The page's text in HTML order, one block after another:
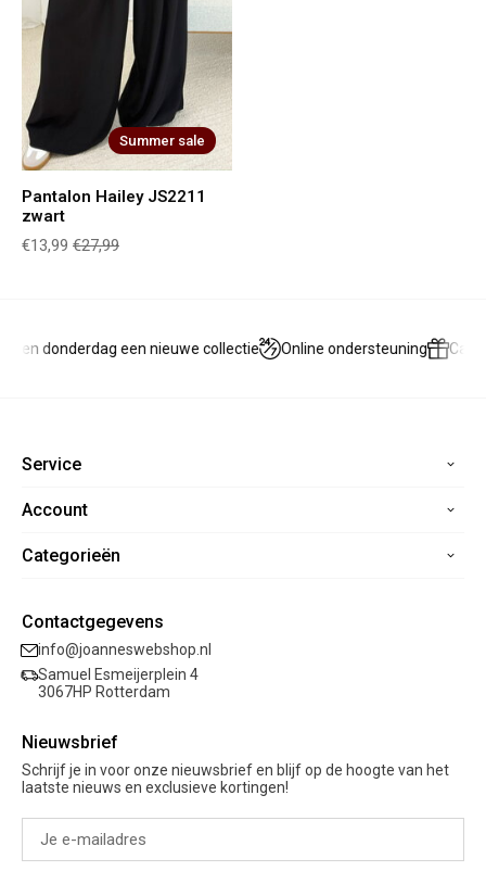
Summer sale
Pantalon Hailey JS2211
zwart
€13,99 €27,99
en donderdag een nieuwe collectie Online ondersteuning
Service
Home
Veelgestelde vragen
Retourneren
Garantie
Account
Registreren
Mijn verlanglijst
Categorieën
Sale
Kleding
Schoenen
Cadeaubon
Contactgegevens
info@joanneswebshop.nl
Samuel Esmeijerplein 4
3067HP Rotterdam
Nieuwsbrief
Schrijf je in voor onze nieuwsbrief en blijf op de hoogte van het
laatste nieuws en exclusieve kortingen!